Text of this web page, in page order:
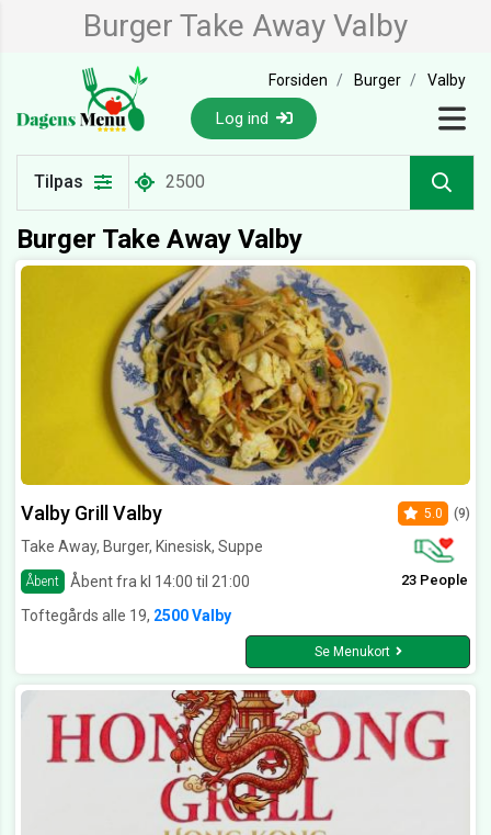
Burger Take Away Valby
Forsiden Burger Valby
Log ind
Tilpas
Burger Take Away Valby
Valby Grill Valby
Take Away, Burger, Kinesisk, Suppe
Åbent Åbent fra kl 14:00 til 21:00
5.0 (9)
23 People
Toftegårds alle 19, 2500 Valby
Se Menukort